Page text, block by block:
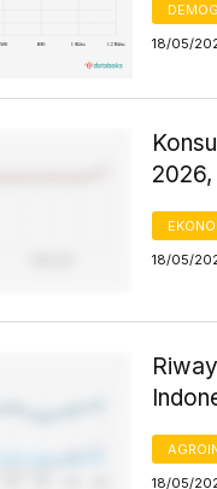
18/05/
2026,
18/05/
18/05/